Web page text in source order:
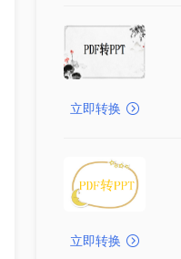
立即转换
立即转换